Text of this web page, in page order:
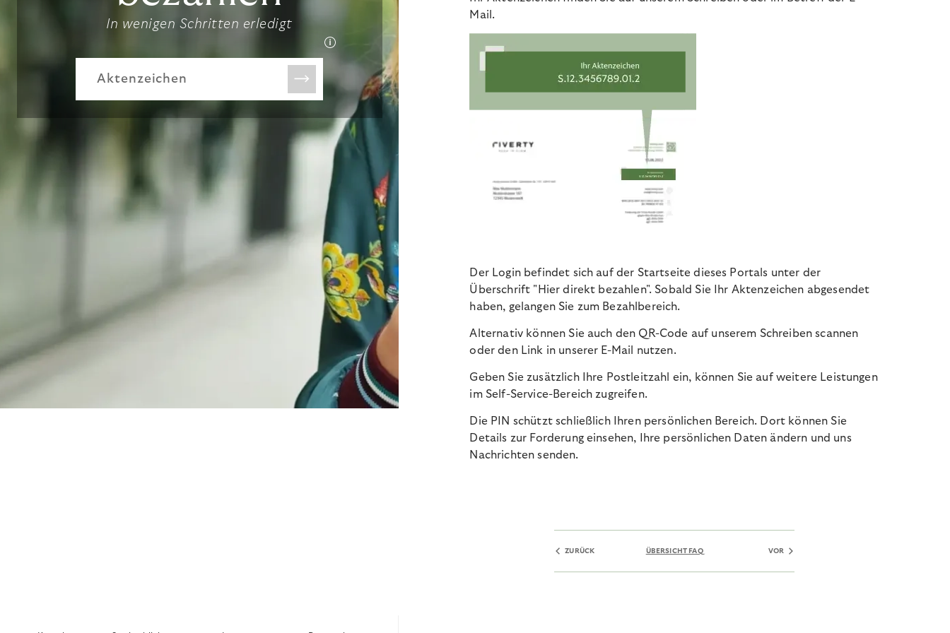
In wenigen Schritten erledigt
Aktenzeichen
Mail.
Der Login befindet sich auf der Startseite dieses Portals unter der
Überschrift "Hier direkt bezahlen". Sobald Sie Ihr Aktenzeichen abgesendet
haben, gelangen Sie zum Bezahlbereich.
Alternativ können Sie auch den QR-Code auf unserem Schreiben scannen
oder den Link in unserer E-Mail nutzen.
Geben Sie zusätzlich Ihre Postleitzahl ein, können Sie auf weitere Leistungen
im Self-Service-Bereich zugreifen.
Die PIN schützt schließlich Ihren persönlichen Bereich. Dort können Sie
Details zur Forderung einsehen, Ihre persönlichen Daten ändern und uns
Nachrichten senden.
ZURÜCK ÜBERSICHT FAQ VOR